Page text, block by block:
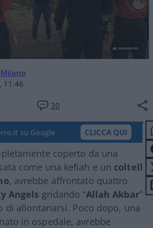
11:46
30
su Google CLICCA QUI
coperto da una
come una kefiah e un coltello
, avrebbe affrontato quattro
Angels gridando “Allah Akbar”
di allontanarsi. Poco dopo, una
in ospedale, avrebbe